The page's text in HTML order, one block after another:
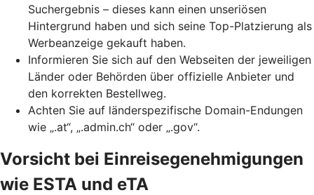
Suchergebnis – dieses kann einen unseriösen
Hintergrund haben und sich seine Top-Platzierung als
Werbeanzeige gekauft haben.
Informieren Sie sich auf den Webseiten der jeweiligen
Länder oder Behörden über offizielle Anbieter und
den korrekten Bestellweg.
Achten Sie auf länderspezifische Domain-Endungen
wie „.at“, „.admin.ch“ oder „.gov“.
Vorsicht bei Einreisegenehmigungen
wie ESTA und eTA